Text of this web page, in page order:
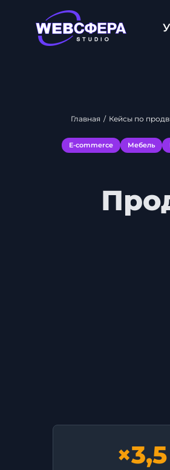
Главная / Кейсы по
E-commerce Мебель
×3,5